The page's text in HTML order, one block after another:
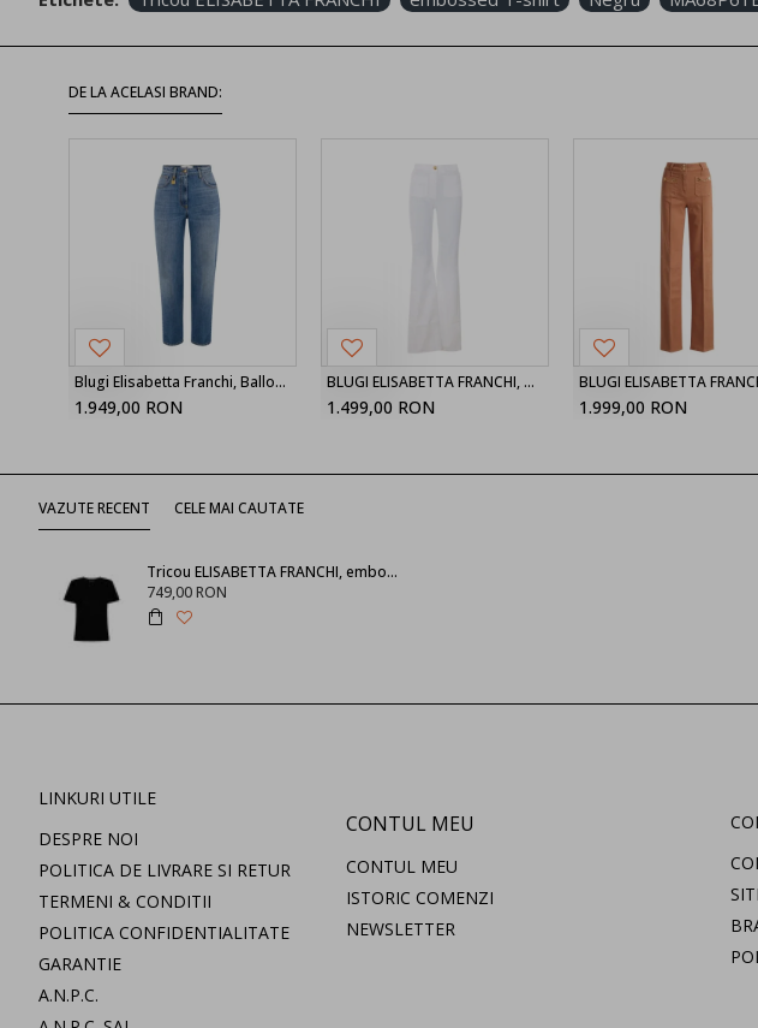
DE LA ACELASI BRAND:
Blugi Elisabetta Franchi, Balloon jeans, Blue
1.949,00 RON
BLUGI ELISABETTA FRANCHI, High Waist, logo-button trousers, Alb
1.499,00 RON 1.999,00 RON
VAZUTE RECENT CELE MAI CAUTATE
Tricou ELISABETTA FRANCHI, embossed T-shirt, Negru
749,00 RON
LINKURI UTILE
DESPRE NOI
POLITICA DE LIVRARE SI RETUR
TERMENI & CONDITII
POLITICA CONFIDENTIALITATE
GARANTIE
A.N.P.C.
CONTUL MEU
CONTUL MEU
ISTORIC COMENZI
NEWSLETTER